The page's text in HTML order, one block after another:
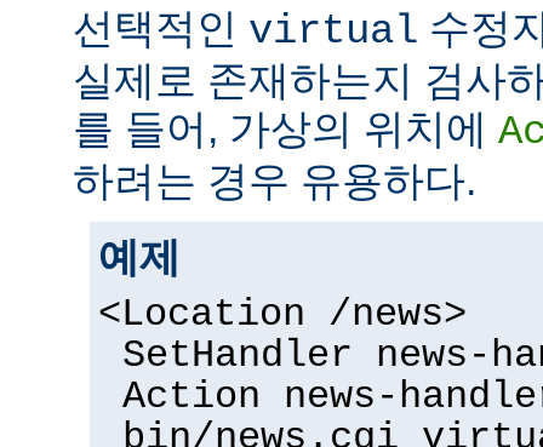
선택적인 virtual 수정
실제로 존재하는지 검사
를 들어, 가상의 위치에
하려는 경우 유용하다.
예제
<Location /news>
SetHandler news-
Action news-